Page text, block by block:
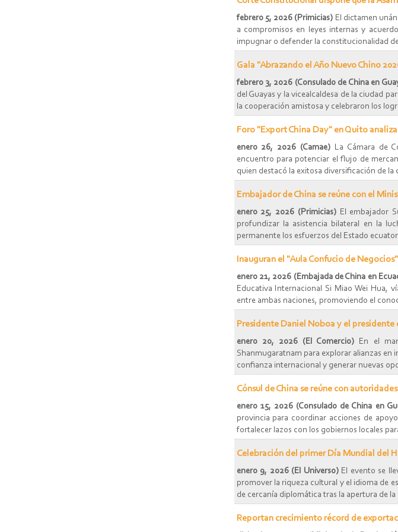
febrero 5, 2026 (Primicias) El dictamen
a compromisos en leyes internas y
impugnar o defender la constitucionalidad
Gala "Abrazando el Año Nuevo Chino
febrero 3, 2026 (Consulado de China en
del Guayas y la vicealcaldesa de la ciudad
la cooperación amistosa y celebraron los
Foro "Export China Day" en Quito
enero 26, 2026 (Camae) La Cámara de
encuentro para potenciar el flujo de
quien destacó la exitosa diversificación de
Embajador de China se reúne con el
enero 25, 2026 (Primicias) El embajador
profundizar la asistencia bilateral en la
permanente los esfuerzos del Estado
Inauguran el "Aula Confucio de
enero 21, 2026 (Embajada de China en
Educativa Internacional Si Miao Wei Hua,
entre ambas naciones, promoviendo el
Presidente Daniel Noboa y el
enero 20, 2026 (El Comercio) En el
Shanmugaratnam para explorar alianzas en
confianza internacional y generar nuevas
Cónsul de China se reúne con
enero 15, 2026 (Consulado de China en
provincia para coordinar acciones de
fortalecer lazos con los gobiernos locales
Celebración del primer Día Mundial del
enero 9, 2026 (El Universo) El evento se
promover la riqueza cultural y el idioma de
de cercanía diplomática tras la apertura de
Reportan crecimiento récord de